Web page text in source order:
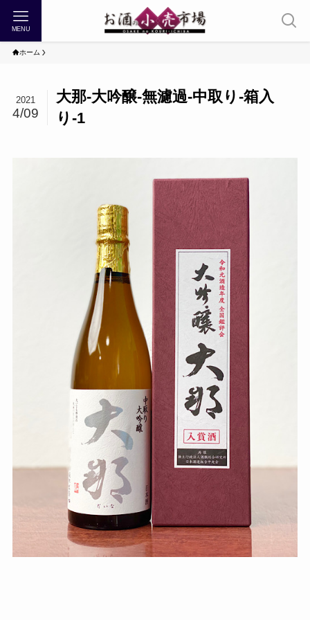
MENU
ホーム
大那-大吟醸-無濾過-中取り-箱入
り-1
2021
4/09